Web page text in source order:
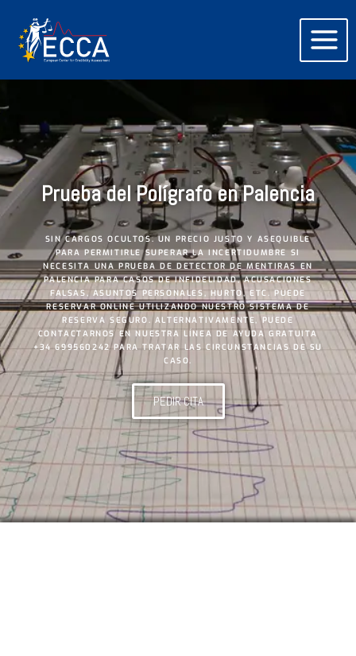
Prueba del Polígrafo en Palencia
SIN CARGOS OCULTOS. UN PRECIO JUSTO Y ASEQUIBLE
PARA PERMITIRLE SUPERAR LA INCERTIDUMBRE SI
NECESITA UNA PRUEBA DE DETECTOR DE MENTIRAS EN
PALENCIA PARA CASOS DE INFIDELIDAD, ACUSACIONES
FALSAS, ASUNTOS PERSONALES, HURTO, ETC. PUEDE
RESERVAR ONLINE UTILIZANDO NUESTRO SISTEMA DE
RESERVA SEGURO. ALTERNATIVAMENTE, PUEDE
CONTACTARNOS EN NUESTRA LÍNEA DE AYUDA GRATUITA
+34 699560242 PARA TRATAR LAS CIRCUNSTANCIAS DE SU
CASO.
PEDIR CITA